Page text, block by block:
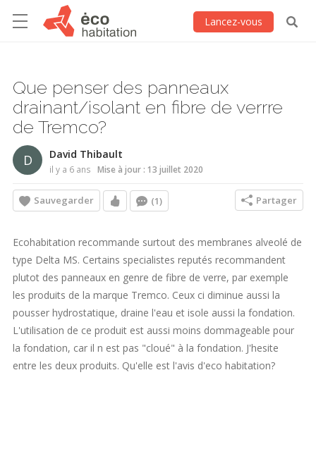
Lancez-vous
Que penser des panneaux
drainant/isolant en fibre de verrre
de Tremco?
D David Thibault
il y a 6 ans Mise à jour : 13 juillet 2020
Sauvegarder (1) Partager
Ecohabitation recommande surtout des membranes alveolé de
type Delta MS. Certains specialistes reputés recommandent
plutot des panneaux en genre de fibre de verre, par exemple
les produits de la marque Tremco. Ceux ci diminue aussi la
pousser hydrostatique, draine l'eau et isole aussi la fondation.
L'utilisation de ce produit est aussi moins dommageable pour
la fondation, car il n est pas "cloué" à la fondation. J'hesite
entre les deux produits. Qu'elle est l'avis d'eco habitation?